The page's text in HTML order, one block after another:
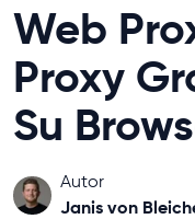
Web
Proxy
Su
Autor
Janis von